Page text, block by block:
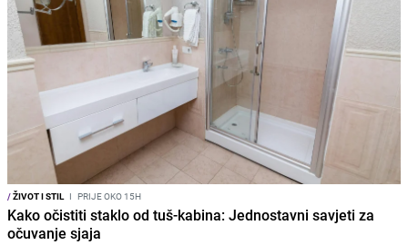
/ŽIVOT I STIL I PRIJE OKO 15H
Kako očistiti staklo od tuš-kabina: Jednostavni savjeti za
očuvanje sjaja